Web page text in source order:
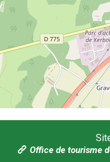
Office de tourisme